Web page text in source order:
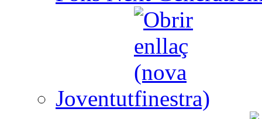
Joventut